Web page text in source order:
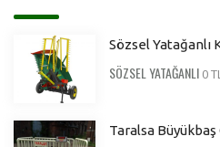
Sözsel Yatağanlı
SÖZSEL YATAĞANLI 0
Taralsa Büyükbaş